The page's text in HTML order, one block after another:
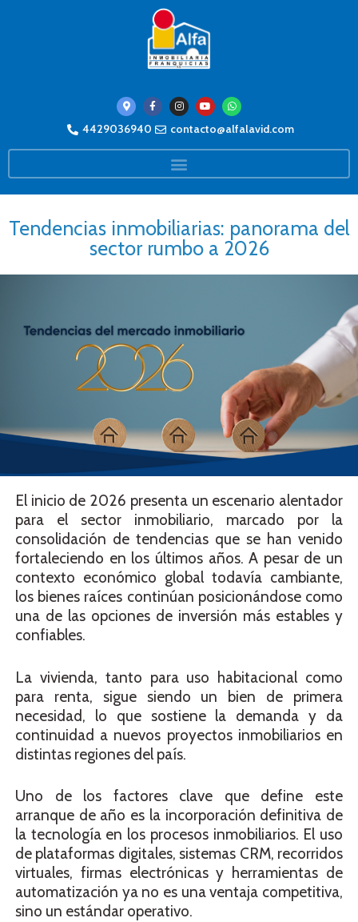
4429036940 contacto@alfalavid.com
Tendencias inmobiliarias: panorama del
sector rumbo a 2026
El inicio de 2026 presenta un escenario alentador
para el sector inmobiliario, marcado por la
consolidación de tendencias que se han venido
fortaleciendo en los últimos años. A pesar de un
contexto económico global todavía cambiante,
los bienes raíces continúan posicionándose como
una de las opciones de inversión más estables y
confiables.
La vivienda, tanto para uso habitacional como
para renta, sigue siendo un bien de primera
necesidad, lo que sostiene la demanda y da
continuidad a nuevos proyectos inmobiliarios en
distintas regiones del país.
Uno de los factores clave que define este
arranque de año es la incorporación definitiva de
la tecnología en los procesos inmobiliarios. El uso
de plataformas digitales, sistemas CRM, recorridos
virtuales, firmas electrónicas y herramientas de
automatización ya no es una ventaja competitiva,
sino un estándar operativo.